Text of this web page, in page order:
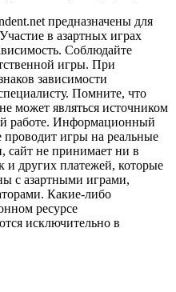
предназначены для
в азартных играх
Соблюдайте
игры. При
зависимости
Помните, что
может являться источником
работе. Информационный
проводит игры на реальные
сайт не принимает ни в
и других платежей, которые
с азартными играми,
Какие-либо
ресурсе
исключительно в